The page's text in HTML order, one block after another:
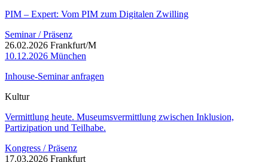
PIM – Expert: Vom PIM zum Digitalen Zwilling
Seminar / Präsenz
26.02.2026 Frankfurt/M
10.12.2026 München
Inhouse-Seminar anfragen
Kultur
Vermittlung heute. Museumsvermittlung zwischen Inklusion,
Partizipation und Teilhabe.
Kongress / Präsenz
17.03.2026 Frankfurt